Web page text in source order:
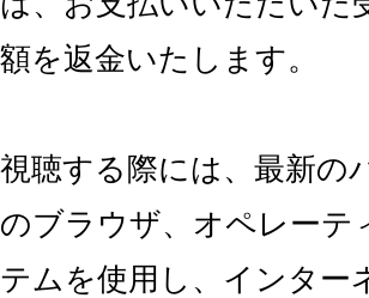
額を返金いたします。
視聴する際には、最新の
のブラウザ、オペレーテ
テムを使用し、インター